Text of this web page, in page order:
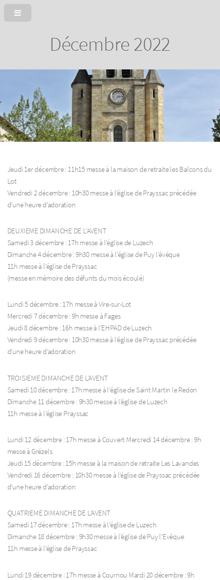
Décembre 2022
Jeudi 1er décembre : 11h15 messe à la maison de retraite les Balcons du
Lot
Vendredi 2 décembre : 10h30 messe à l’église de Prayssac précédée
d’une heure d’adoration
DEUXIEME DIMANCHE DE L’AVENT
Samedi 3 décembre : 17h messe à l’église de Luzech
Dimanche 4 décembre : 9h30 messe à l’église de Puy l’évêque
11h messe à l’église de Prayssac
(messe en mémoire des défunts du mois écoulé)
Lundi 5 décembre : 17h messe à Vire-sur-Lot
Mercredi 7 décembre : 9h messe à Fages
Jeudi 8 décembre : 16h messe à l’EHPAD de Luzech
Vendredi 9 décembre : 10h30 messe à l’église de Prayssac précédée
d’une heure d’adoration
TROISIEME DIMANCHE DE L’AVENT
Samedi 10 décembre : 17h messe à l’église de Saint Martin le Redon
Dimanche 11 décembre : 9h30 messe à l’église de Luzech
11h messe à l’église Prayssac
Lundi 12 décembre : 17h messe à Couvert Mercredi 14 décembre : 9h
messe à Grézels
Jeudi 15 décembre : 15h messe à la maison de retraite Les Lavandes
Vendredi 16 décembre : 10h30 messe à l’église de Prayssac précédée
d’une heure d’adoration
QUATRIEME DIMANCHE DE L’AVENT
Samedi 17 décembre : 17h messe à l’église de Luzech
Dimanche 18 décembre : 9h30 messe à l’église de Puy l’Evêque
11h messe à l’église de Prayssac
Lundi 19 décembre : 17h messe à Cournou Mardi 20 décembre : 9h